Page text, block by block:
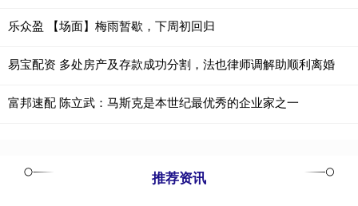
乐众盈 【场面】梅雨暂歇，下周初回归
易宝配资 多处房产及存款成功分割，法也律师调解助顺利离婚
富邦速配 陈立武：马斯克是本世纪最优秀的企业家之一
推荐资讯